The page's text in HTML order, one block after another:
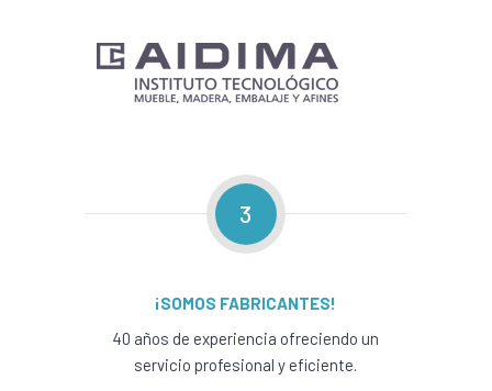
3
¡SOMOS FABRICANTES!
40 años de experiencia ofreciendo un
servicio profesional y eficiente.